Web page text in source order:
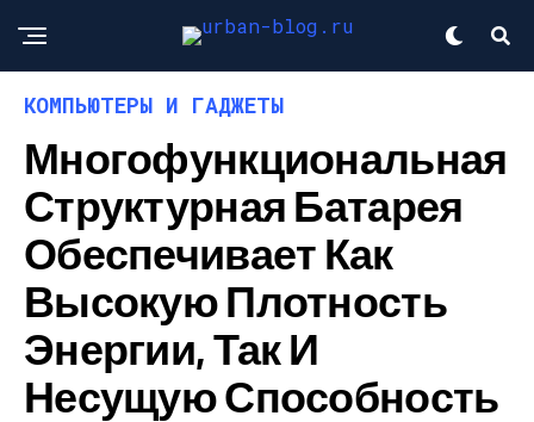
КОМПЬЮТЕРЫ И ГАДЖЕТЫ
Многофункциональная
Структурная Батарея
Обеспечивает Как
Высокую Плотность
Энергии, Так И
Несущую Способность